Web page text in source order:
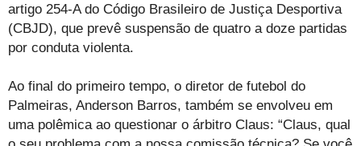
artigo 254-A do Código Brasileiro de Justiça Desportiva
(CBJD), que prevê suspensão de quatro a doze partidas
por conduta violenta.
Ao final do primeiro tempo, o diretor de futebol do
Palmeiras, Anderson Barros, também se envolveu em
uma polêmica ao questionar o árbitro Claus: “Claus, qual